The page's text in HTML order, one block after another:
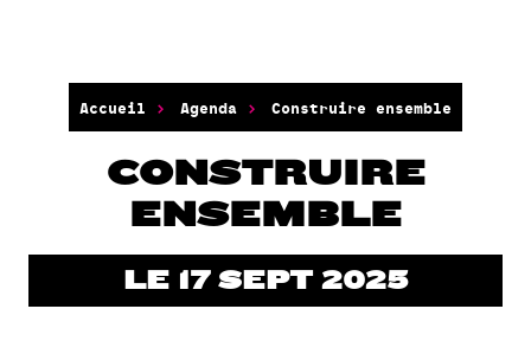
Accueil Agenda Construire ensemble
CONSTRUIRE
ENSEMBLE
LE 17 SEPT 2025